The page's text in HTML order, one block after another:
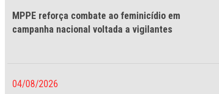
MPPE reforça combate ao feminicídio em
campanha nacional voltada a vigilantes
04/08/2026